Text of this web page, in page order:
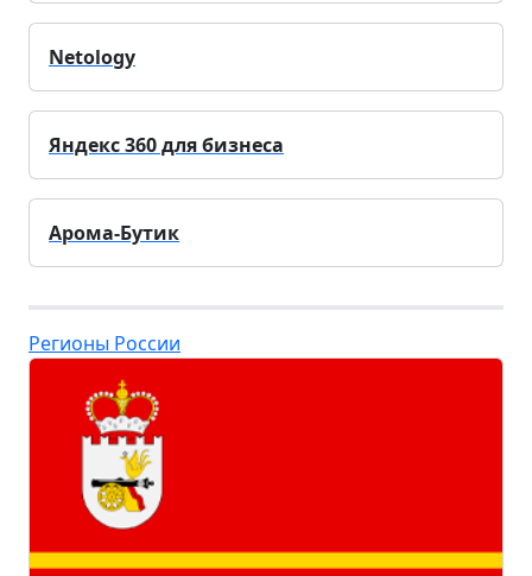
Netology
Яндекс 360 для бизнеса
Арома-Бутик
Регионы России